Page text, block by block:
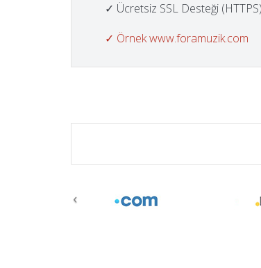
✓ Ücretsiz SSL Desteği (HTTPS)
✓ Örnek www.foramuzik.com
‹